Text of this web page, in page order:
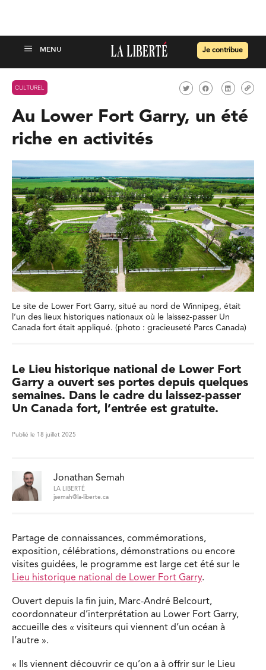
Je contribue
CULTUREL
Au Lower Fort Garry, un été
riche en activités
Le site de Lower Fort Garry, situé au nord de Winnipeg, était
l’un des lieux historiques nationaux où le laissez-passer Un
Canada fort était appliqué. (photo : gracieuseté Parcs Canada)
Le Lieu historique national de Lower Fort
Garry a ouvert ses portes depuis quelques
semaines. Dans le cadre du laissez-passer
Un Canada fort, l’entrée est gratuite.
Publié le 18 juillet 2025
Jonathan Semah
LA LIBERTÉ
jsemah@la-liberte.ca
Partage de connaissances, commémorations,
exposition, célébrations, démonstrations ou encore
visites guidées, le programme est large cet été sur le
Lieu historique national de Lower Fort Garry.
Ouvert depuis la fin juin, Marc-André Belcourt,
coordonnateur d’interprétation au Lower Fort Garry,
accueille des « visiteurs qui viennent d’un océan à
l’autre ».
« Ils viennent découvrir ce qu’on a à offrir sur le Lieu